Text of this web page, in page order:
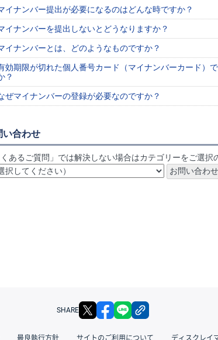
イナンバー提出が必要になるのはどんな時ですか？
イナンバーを提出しないとどうなりますか？
イナンバーとは、どのようなものですか？
効期限が切れた個人番号カード（マイナンバーカード）
？
ぜマイナンバーの登録が必要なのですか？
い合わせ
くあるご質問」では解決しない場合はカテゴリーをご選択
SHARE X facebook
最良執行方針 サイトのご利用について ディスクレイ